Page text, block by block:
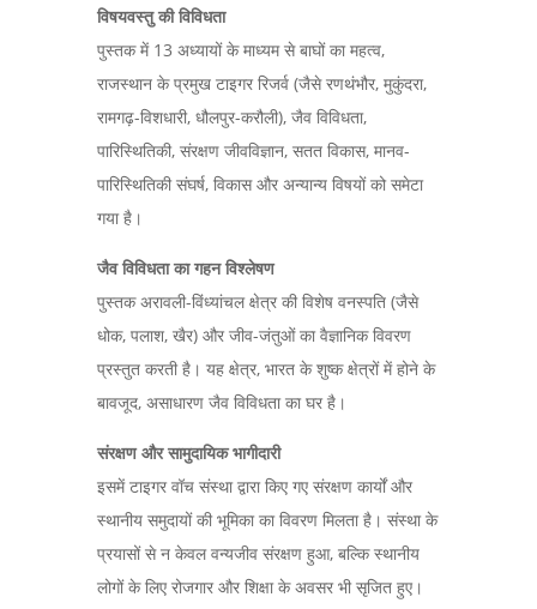
विषयवस्तु की विविधता
पुस्तक में 13 अध्यायों के माध्यम से बाघों का महत्व,
राजस्थान के प्रमुख टाइगर रिजर्व (जैसे रणथंभौर, मुकुंदरा,
रामगढ़-विशधारी, धौलपुर-करौली), जैव विविधता,
पारिस्थितिकी, संरक्षण जीवविज्ञान, सतत विकास, मानव-
पारिस्थितिकी संघर्ष, विकास और अन्यान्य विषयों को समेटा
गया है।
जैव विविधता का गहन विश्लेषण
पुस्तक अरावली-विंध्यांचल क्षेत्र की विशेष वनस्पति (जैसे
धोक, पलाश, खैर) और जीव-जंतुओं का वैज्ञानिक विवरण
प्रस्तुत करती है। यह क्षेत्र, भारत के शुष्क क्षेत्रों में होने के
बावजूद, असाधारण जैव विविधता का घर है।
संरक्षण और सामुदायिक भागीदारी
इसमें टाइगर वॉच संस्था द्वारा किए गए संरक्षण कार्यों और
स्थानीय समुदायों की भूमिका का विवरण मिलता है। संस्था के
प्रयासों से न केवल वन्यजीव संरक्षण हुआ, बल्कि स्थानीय
लोगों के लिए रोजगार और शिक्षा के अवसर भी सृजित हुए।